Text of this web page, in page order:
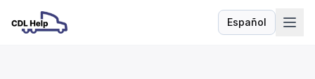
Español
Idioma